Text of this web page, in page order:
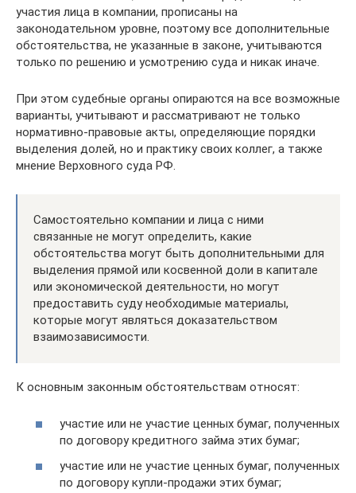
участия лица в компании, прописаны на
законодательном уровне, поэтому все дополнительные
обстоятельства, не указанные в законе, учитываются
только по решению и усмотрению суда и никак иначе.
При этом судебные органы опираются на все возможные
варианты, учитывают и рассматривают не только
нормативно-правовые акты, определяющие порядки
выделения долей, но и практику своих коллег, а также
мнение Верховного суда РФ.
Самостоятельно компании и лица с ними
связанные не могут определить, какие
обстоятельства могут быть дополнительными для
выделения прямой или косвенной доли в капитале
или экономической деятельности, но могут
предоставить суду необходимые материалы,
которые могут являться доказательством
взаимозависимости.
К основным законным обстоятельствам относят:
участие или не участие ценных бумаг, полученных
по договору кредитного займа этих бумаг;
участие или не участие ценных бумаг, полученных
по договору купли-продажи этих бумаг;